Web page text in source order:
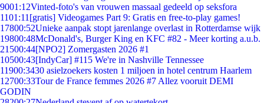
9001:12Vinted-foto's van vrouwen massaal gedeeld op seksfora
1101:11 [gratis] Videogames Part 9: Gratis en free-to-play games!
17800:52Unieke aanpak stopt jarenlange overlast in Rotterdamse wijk
19800:48McDonald's, Burger King en KFC #82 - Meer korting a.u.b.
21500:44[NPO2] Zomergasten 2026 #1
10500:43[IndyCar] #115 We're in Nashville Tennessee
11900:3430 asielzoekers kosten 1 miljoen in hotel centrum Haarlem
12700:33Tour de France femmes 2026 #7 Allez vooruit DEMI
GODIN